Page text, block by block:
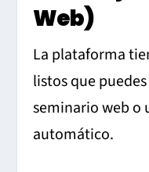
Web)
La plataforma
listos que
seminario web o
automático.